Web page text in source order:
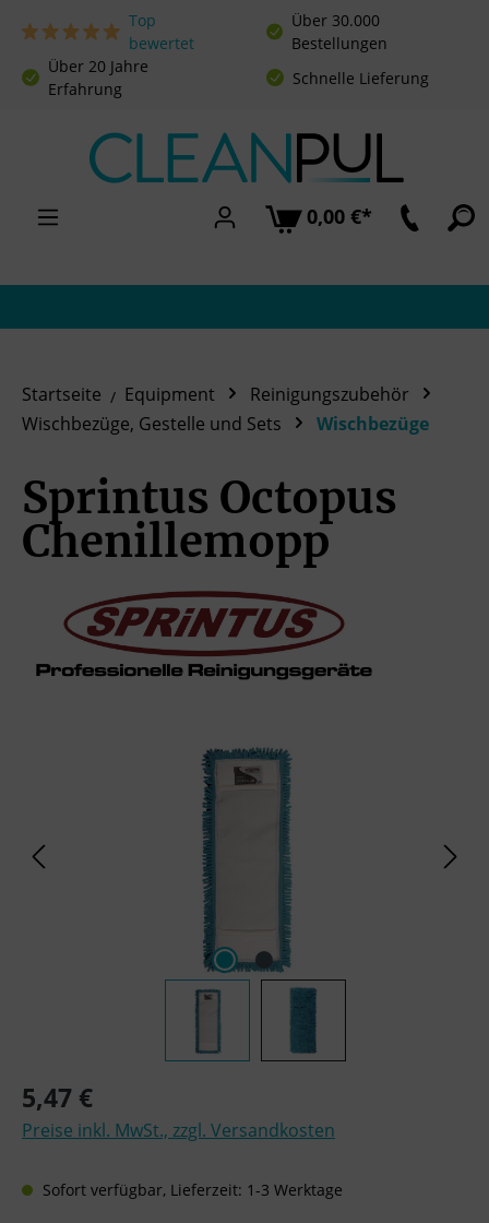
Zum Hauptinhalt springen
Top
bewertet
Über 30.000
Bestellungen
Über 20 Jahre
Erfahrung
Schnelle Lieferung
0,00 €*
Startseite Equipment
Reinigungszubehör
Wischbezüge, Gestelle und Sets
Wischbezüge
Sprintus Octopus
Chenillemopp
Bildergalerie überspringen
Regulärer Preis:
5,47 €
Preise inkl. MwSt., zzgl. Versandkosten
Sofort verfügbar, Lieferzeit: 1-3 Werktage